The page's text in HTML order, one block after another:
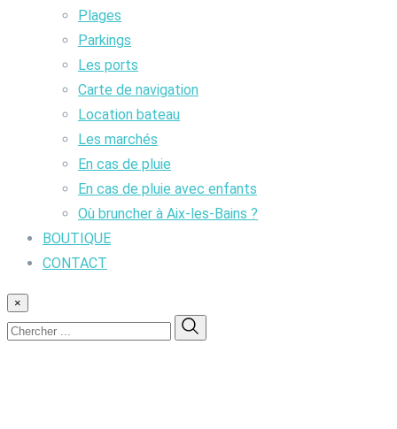
Plages
Parkings
Les ports
Carte de navigation
Location bateau
Les marchés
En cas de pluie
En cas de pluie avec enfants
Où bruncher à Aix-les-Bains ?
BOUTIQUE
CONTACT
×